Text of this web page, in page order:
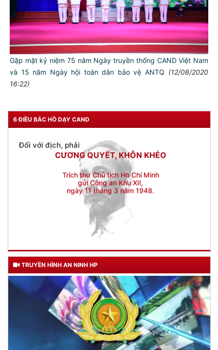
Gặp mặt kỷ niệm 75 năm Ngày truyền thống CAND Việt Nam
và 15 năm Ngày hội toàn dân bảo vệ ANTQ (12/08/2020
16:22)
6 ĐIỀU BÁC HỒ DẠY CAND
Đối với đồng sự, phải
THÂN ÁI GIÚP ĐỠ
Đối với chính phủ, phải
TUYỆT ĐỐI TRUNG THÀNH
Đối với nhân dân, phải
KÍNH TRỌNG LỄ PHÉP
Đối với công việc, phải
Đối với địch, phải
CƯƠNG QUYẾT, KHÔN KHÉO
Trích thư Chủ tịch Hồ Chí Minh
gửi Công an Khu XII,
ngày 11 tháng 3 năm 1948.
TRUYỀN HÌNH AN NINH HP